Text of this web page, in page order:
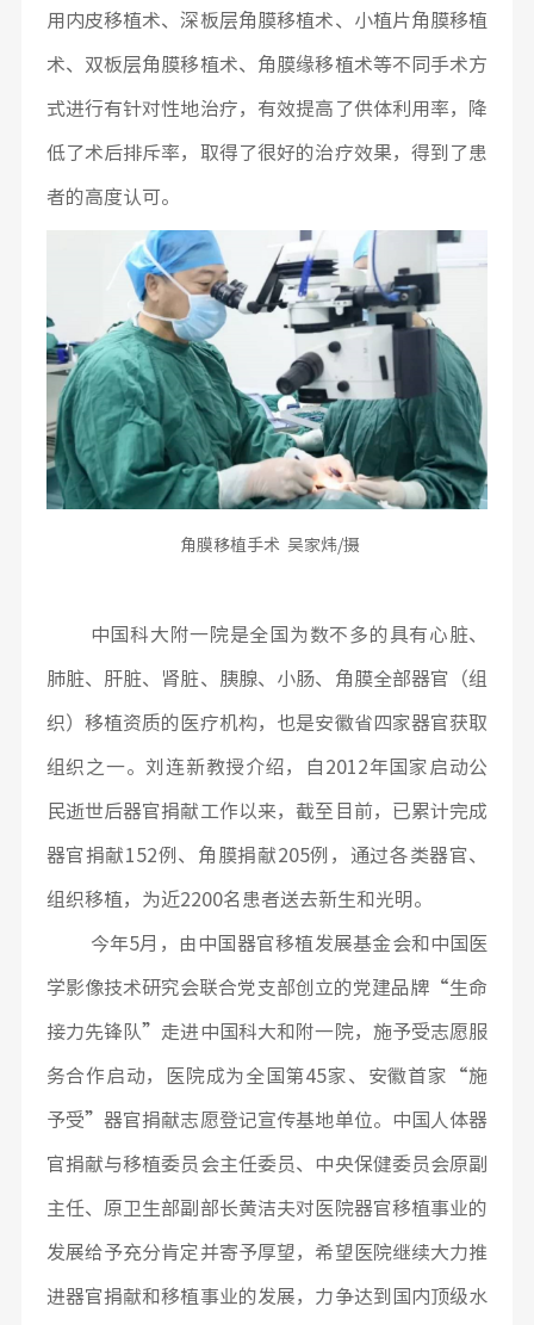
用内皮移植术、深板层角膜移植术、小植片角膜移植
术、双板层角膜移植术、角膜缘移植术等不同手术方
式进行有针对性地治疗，有效提高了供体利用率，降
低了术后排斥率，取得了很好的治疗效果，得到了患
者的高度认可。
角膜移植手术 吴家炜/摄
中国科大附一院是全国为数不多的具有心脏、
肺脏、肝脏、肾脏、胰腺、小肠、角膜全部器官（组
织）移植资质的医疗机构，也是安徽省四家器官获取
组织之一。刘连新教授介绍，自2012年国家启动公
民逝世后器官捐献工作以来，截至目前，已累计完成
器官捐献152例、角膜捐献205例，通过各类器官、
组织移植，为近2200名患者送去新生和光明。
今年5月，由中国器官移植发展基金会和中国医
学影像技术研究会联合党支部创立的党建品牌“生命
接力先锋队”走进中国科大和附一院，施予受志愿服
务合作启动，医院成为全国第45家、安徽首家“施
予受”器官捐献志愿登记宣传基地单位。中国人体器
官捐献与移植委员会主任委员、中央保健委员会原副
主任、原卫生部副部长黄洁夫对医院器官移植事业的
发展给予充分肯定并寄予厚望，希望医院继续大力推
进器官捐献和移植事业的发展，力争达到国内顶级水